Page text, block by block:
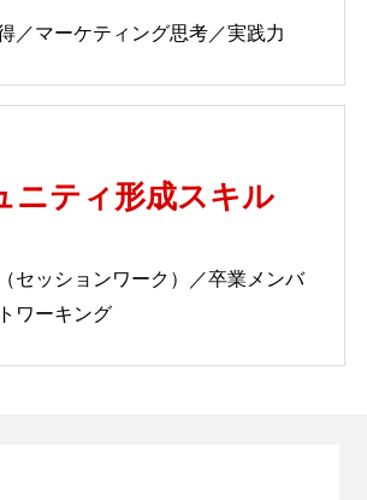
／マーケティング思考／実践力
ニティ形成スキル
セッションワーク）／卒業メンバ
ワーキング